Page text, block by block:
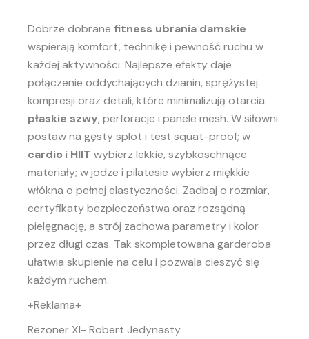
Dobrze dobrane fitness ubrania damskie
wspierają komfort, technikę i pewność ruchu w
każdej aktywności. Najlepsze efekty daje
połączenie oddychających dzianin, sprężystej
kompresji oraz detali, które minimalizują otarcia:
płaskie szwy, perforacje i panele mesh. W siłowni
postaw na gęsty splot i test squat-proof; w
cardio i HIIT wybierz lekkie, szybkoschnące
materiały; w jodze i pilatesie wybierz miękkie
włókna o pełnej elastyczności. Zadbaj o rozmiar,
certyfikaty bezpieczeństwa oraz rozsądną
pielęgnację, a strój zachowa parametry i kolor
przez długi czas. Tak skompletowana garderoba
ułatwia skupienie na celu i pozwala cieszyć się
każdym ruchem.
+Reklama+
Rezoner XI- Robert Jedynasty